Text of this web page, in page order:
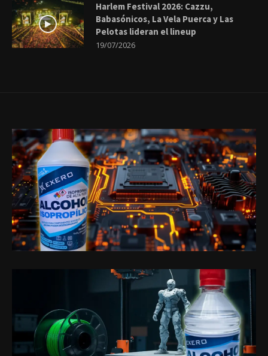
Harlem Festival 2026: Cazzu,
Babasónicos, La Vela Puerca y Las
Pelotas lideran el lineup
19/07/2026